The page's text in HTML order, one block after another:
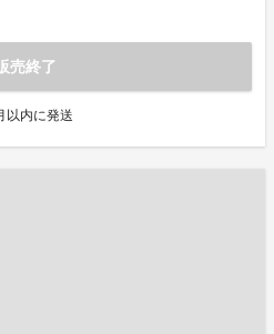
売終了
以内に発送